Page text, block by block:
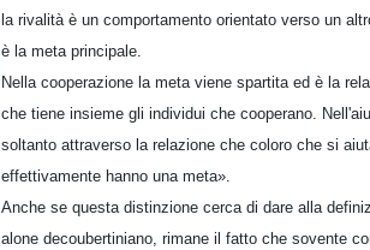
la rivalità è un comportamento orientato verso un
è la meta principale.
Nella cooperazione la meta viene spartita ed è la
che tiene insieme gli individui che cooperano.
soltanto attraverso la relazione che coloro che si
effettivamente hanno una meta».
Anche se questa distinzione cerca di dare alla
alone decoubertiniano, rimane il fatto che sovente